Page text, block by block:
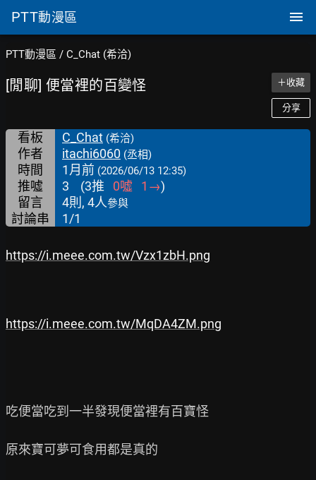
PTT動漫區
PTT動漫區 / C_Chat (希洽)
[閒聊] 便當裡的百變怪 ＋收藏
分享
看板 C_Chat (希洽)
作者 itachi6060 (丞相)
時間 1月前 (2026/06/13 12:35)
推噓 3 (3推 0噓 1 →)
留言
4則, 4人參與
討論串 1/1
https://i.meee.com.tw/Vzx1zbH.png
https://i.meee.com.tw/MqDA4ZM.png
吃便當吃到一半發現便當裡有百寶怪
原來寶可夢可食用都是真的